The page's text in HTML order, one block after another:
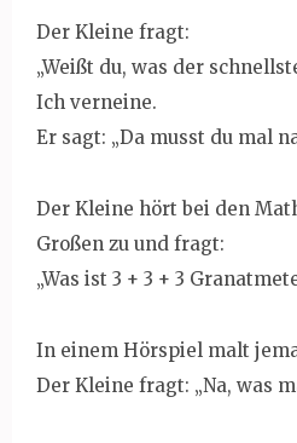
Der Kleine fragt:
„Weißt du, was der
Ich verneine.
Er sagt: „Da musst du mal
Der Kleine hört bei den
Großen zu und fragt:
„Was ist 3 + 3 + 3
In einem Hörspiel malt
Der Kleine fragt: „Na, was